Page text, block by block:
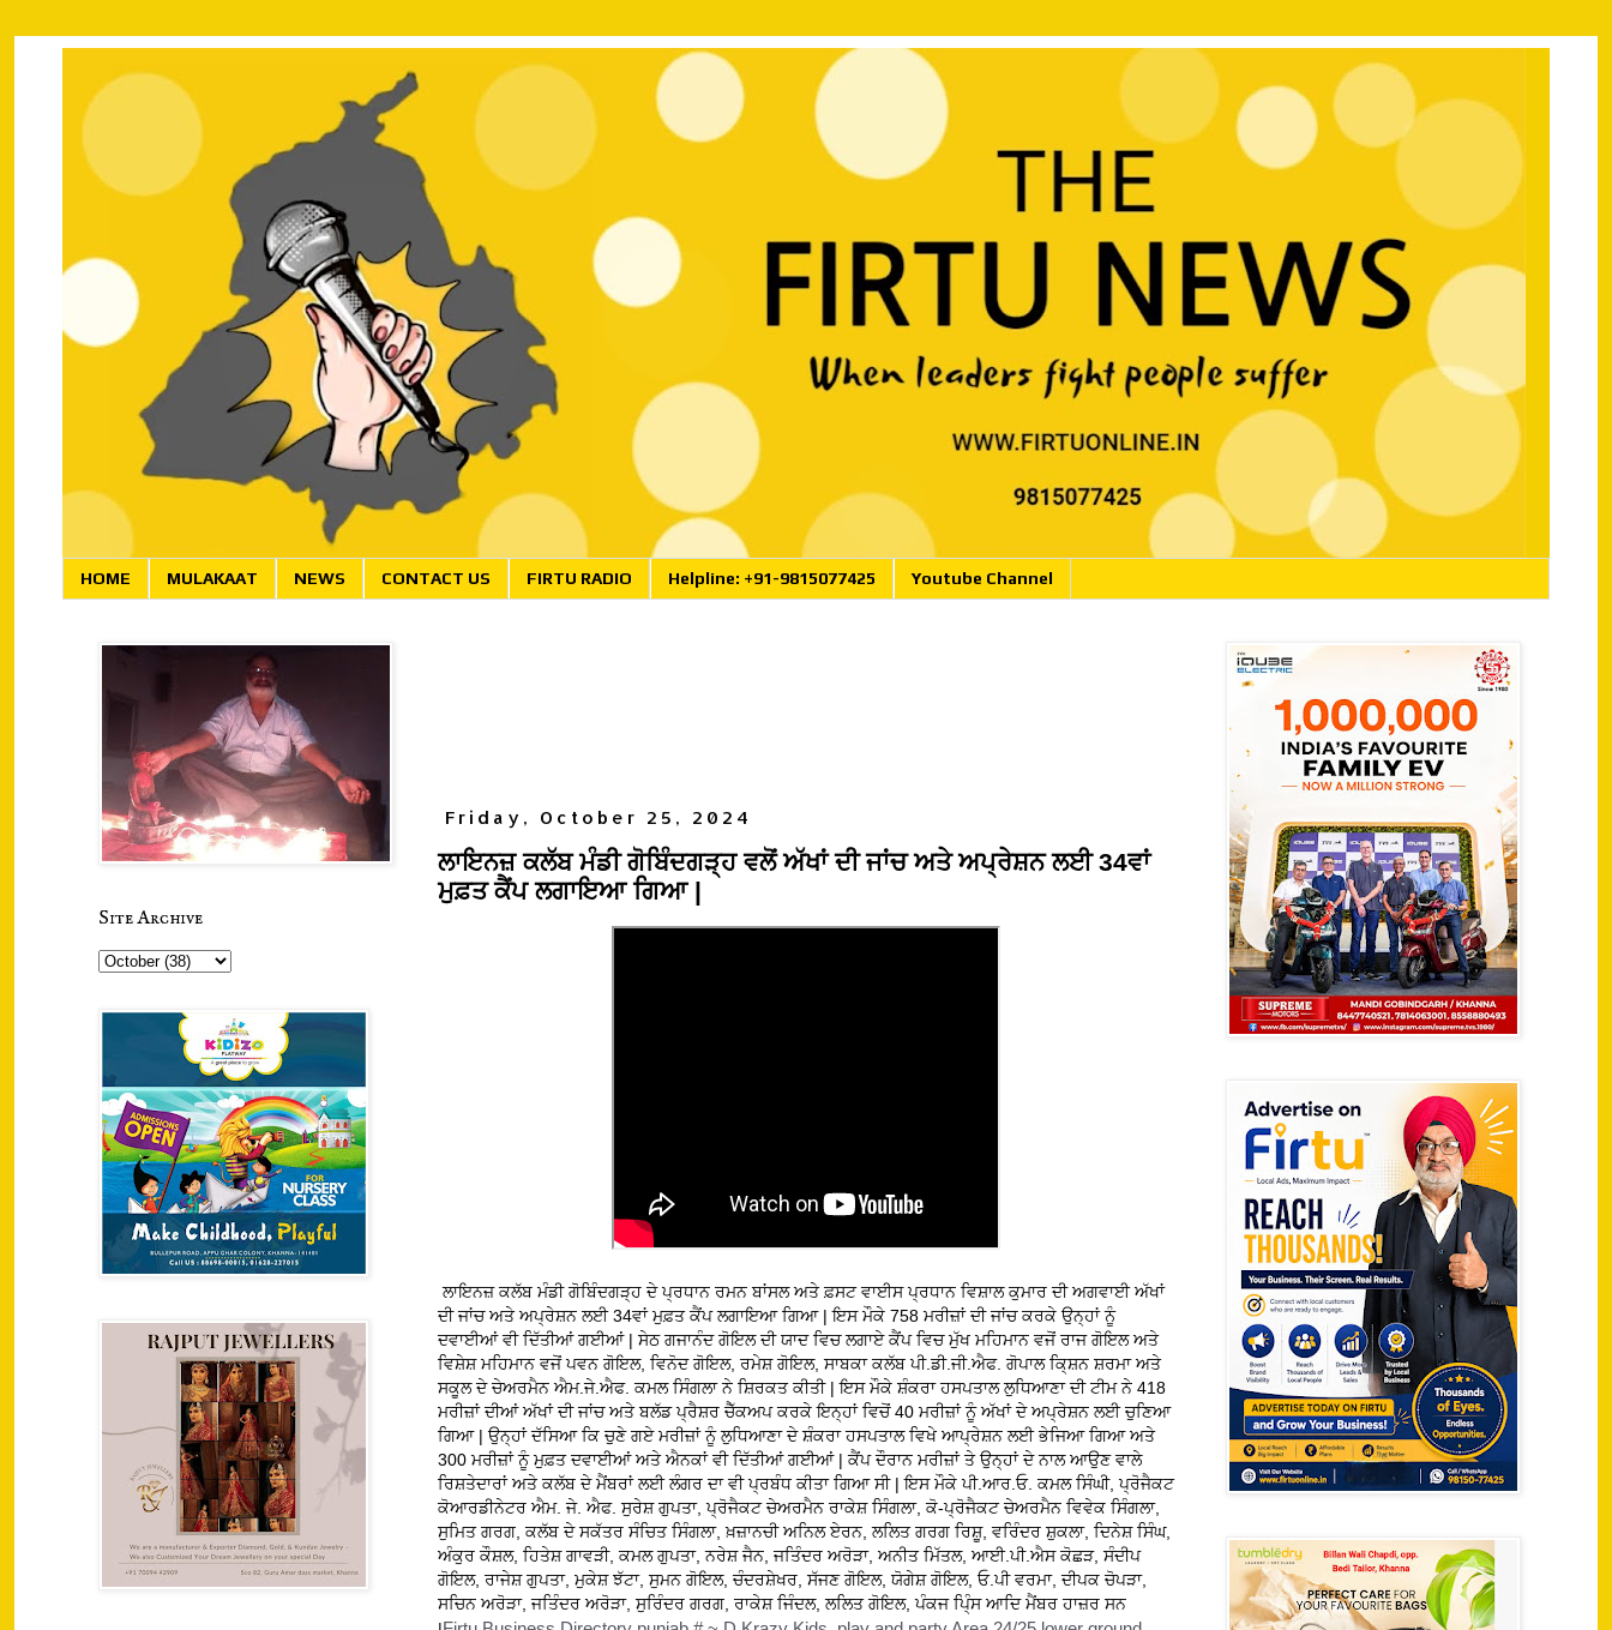
HOME MULAKAAT NEWS CONTACT US FIRTU RADIO Helpline: +91-9815077425 Youtube Channel
Friday, October 25, 2024
ਲਾਇਨਜ਼ ਕਲੱਬ ਮੰਡੀ ਗੋਬਿੰਦਗੜ੍ਹ ਵਲੋਂ ਅੱਖਾਂ ਦੀ ਜਾਂਚ ਅਤੇ ਅਪ੍ਰੇਸ਼ਨ ਲਈ 34ਵਾਂ
ਮੁਫ਼ਤ ਕੈਂਪ ਲਗਾਇਆ ਗਿਆ |
ਲਾਇਨਜ਼ ਕਲੱਬ ਮੰਡੀ ਗੋਬਿੰਦਗੜ੍ਹ ਦੇ ਪ੍ਰਧਾਨ ਰਮਨ ਬਾਂਸਲ ਅਤੇ ਫ਼ਸਟ ਵਾਈਸ ਪ੍ਰਧਾਨ ਵਿਸ਼ਾਲ ਕੁਮਾਰ ਦੀ ਅਗਵਾਈ ਅੱਖਾਂ
ਦੀ ਜਾਂਚ ਅਤੇ ਅਪ੍ਰੇਸ਼ਨ ਲਈ 34ਵਾਂ ਮੁਫ਼ਤ ਕੈਂਪ ਲਗਾਇਆ ਗਿਆ | ਇਸ ਮੌਕੇ 758 ਮਰੀਜ਼ਾਂ ਦੀ ਜਾਂਚ ਕਰਕੇ ਉਨ੍ਹਾਂ ਨੂੰ
ਦਵਾਈਆਂ ਵੀ ਦਿੱਤੀਆਂ ਗਈਆਂ | ਸੇਠ ਗਜਾਨੰਦ ਗੋਇਲ ਦੀ ਯਾਦ ਵਿਚ ਲਗਾਏ ਕੈਂਪ ਵਿਚ ਮੁੱਖ ਮਹਿਮਾਨ ਵਜੋਂ ਰਾਜ ਗੋਇਲ ਅਤੇ
ਵਿਸ਼ੇਸ਼ ਮਹਿਮਾਨ ਵਜੋਂ ਪਵਨ ਗੋਇਲ, ਵਿਨੋਦ ਗੋਇਲ, ਰਮੇਸ਼ ਗੋਇਲ, ਸਾਬਕਾ ਕਲੱਬ ਪੀ.ਡੀ.ਜੀ.ਐਫ. ਗੋਪਾਲ ਕਿ੍ਸ਼ਨ ਸ਼ਰਮਾ ਅਤੇ
ਸਕੂਲ ਦੇ ਚੇਅਰਮੈਨ ਐਮ.ਜੇ.ਐਫ. ਕਮਲ ਸਿੰਗਲਾ ਨੇ ਸ਼ਿਰਕਤ ਕੀਤੀ | ਇਸ ਮੌਕੇ ਸ਼ੰਕਰਾ ਹਸਪਤਾਲ ਲੁਧਿਆਣਾ ਦੀ ਟੀਮ ਨੇ 418
ਮਰੀਜ਼ਾਂ ਦੀਆਂ ਅੱਖਾਂ ਦੀ ਜਾਂਚ ਅਤੇ ਬਲੱਡ ਪ੍ਰੈਸ਼ਰ ਚੈੱਕਅਪ ਕਰਕੇ ਇਨ੍ਹਾਂ ਵਿਚੋਂ 40 ਮਰੀਜ਼ਾਂ ਨੂੰ ਅੱਖਾਂ ਦੇ ਅਪ੍ਰੇਸ਼ਨ ਲਈ ਚੁਣਿਆ
ਗਿਆ | ਉਨ੍ਹਾਂ ਦੱਸਿਆ ਕਿ ਚੁਣੇ ਗਏ ਮਰੀਜ਼ਾਂ ਨੂੰ ਲੁਧਿਆਣਾ ਦੇ ਸ਼ੰਕਰਾ ਹਸਪਤਾਲ ਵਿਖੇ ਆਪ੍ਰੇਸ਼ਨ ਲਈ ਭੇਜਿਆ ਗਿਆ ਅਤੇ
300 ਮਰੀਜ਼ਾਂ ਨੂੰ ਮੁਫ਼ਤ ਦਵਾਈਆਂ ਅਤੇ ਐਨਕਾਂ ਵੀ ਦਿੱਤੀਆਂ ਗਈਆਂ | ਕੈਂਪ ਦੌਰਾਨ ਮਰੀਜ਼ਾਂ ਤੇ ਉਨ੍ਹਾਂ ਦੇ ਨਾਲ ਆਉਣ ਵਾਲੇ
ਰਿਸ਼ਤੇਦਾਰਾਂ ਅਤੇ ਕਲੱਬ ਦੇ ਮੈਂਬਰਾਂ ਲਈ ਲੰਗਰ ਦਾ ਵੀ ਪ੍ਰਬੰਧ ਕੀਤਾ ਗਿਆ ਸੀ | ਇਸ ਮੌਕੇ ਪੀ.ਆਰ.ਓ. ਕਮਲ ਸਿੰਘੀ, ਪ੍ਰੋਜੈਕਟ
ਕੋਆਰਡੀਨੇਟਰ ਐਮ. ਜੇ. ਐਫ. ਸੁਰੇਸ਼ ਗੁਪਤਾ, ਪ੍ਰੋਜੈਕਟ ਚੇਅਰਮੈਨ ਰਾਕੇਸ਼ ਸਿੰਗਲਾ, ਕੋ-ਪ੍ਰੋਜੈਕਟ ਚੇਅਰਮੈਨ ਵਿਵੇਕ ਸਿੰਗਲਾ,
ਸੁਮਿਤ ਗਰਗ, ਕਲੱਬ ਦੇ ਸਕੱਤਰ ਸੰਚਿਤ ਸਿੰਗਲਾ, ਖ਼ਜ਼ਾਨਚੀ ਅਨਿਲ ਏਰਨ, ਲਲਿਤ ਗਰਗ ਰਿਸ਼ੂ, ਵਰਿੰਦਰ ਸ਼ੁਕਲਾ, ਦਿਨੇਸ਼ ਸਿੰਘ,
ਅੰਕੁਰ ਕੌਸ਼ਲ, ਹਿਤੇਸ਼ ਗਾਵੜੀ, ਕਮਲ ਗੁਪਤਾ, ਨਰੇਸ਼ ਜੈਨ, ਜਤਿੰਦਰ ਅਰੋੜਾ, ਅਨੀਤ ਮਿੱਤਲ, ਆਈ.ਪੀ.ਐਸ ਕੋਛੜ, ਸੰਦੀਪ
ਗੋਇਲ, ਰਾਜੇਸ਼ ਗੁਪਤਾ, ਮੁਕੇਸ਼ ਝੱਟਾ, ਸੁਮਨ ਗੋਇਲ, ਚੰਦਰਸ਼ੇਖਰ, ਸੱਜਣ ਗੋਇਲ, ਯੋਗੇਸ਼ ਗੋਇਲ, ਓ.ਪੀ ਵਰਮਾ, ਦੀਪਕ ਚੋਪੜਾ,
ਸਚਿਨ ਅਰੋੜਾ, ਜਤਿੰਦਰ ਅਰੋੜਾ, ਸੁਰਿੰਦਰ ਗਰਗ, ਰਾਕੇਸ਼ ਜਿੰਦਲ, ਲਲਿਤ ਗੋਇਲ, ਪੰਕਜ ਪਿ੍ੰਸ ਆਦਿ ਮੈਂਬਰ ਹਾਜ਼ਰ ਸਨ
Site Archive